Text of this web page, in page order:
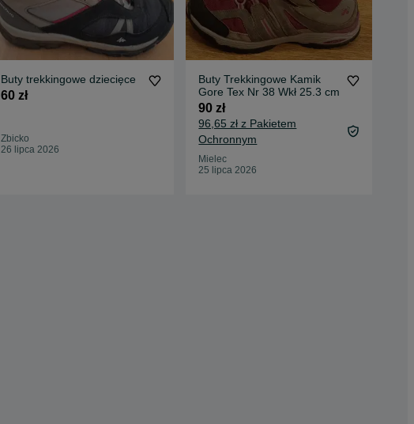
Buty trekkingowe dziecięce
60 zł
Zbicko
26 lipca 2026
Buty Trekkingowe Kamik
Gore Tex Nr 38 Wkł 25.3 cm
90 zł
96,65 zł z Pakietem
Ochronnym
Mielec
25 lipca 2026